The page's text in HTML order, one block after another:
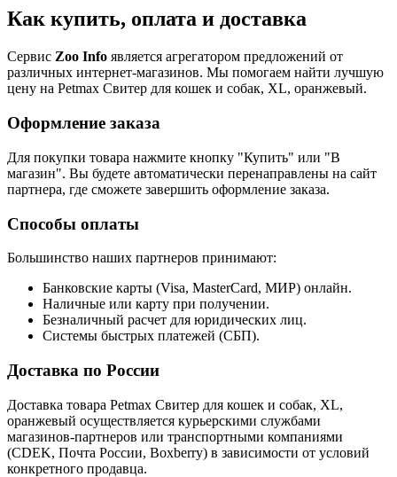
Как купить, оплата и доставка
Сервис Zoo Info является агрегатором предложений от
различных интернет-магазинов. Мы помогаем найти лучшую
цену на Petmax Свитер для кошек и собак, XL, оранжевый.
Оформление заказа
Для покупки товара нажмите кнопку "Купить" или "В
магазин". Вы будете автоматически перенаправлены на сайт
партнера, где сможете завершить оформление заказа.
Способы оплаты
Большинство наших партнеров принимают:
Банковские карты (Visa, MasterCard, МИР) онлайн.
Наличные или карту при получении.
Безналичный расчет для юридических лиц.
Системы быстрых платежей (СБП).
Доставка по России
Доставка товара Petmax Свитер для кошек и собак, XL,
оранжевый осуществляется курьерскими службами
магазинов-партнеров или транспортными компаниями
(CDEK, Почта России, Boxberry) в зависимости от условий
конкретного продавца.